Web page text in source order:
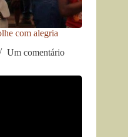
com alegria
Um comentário